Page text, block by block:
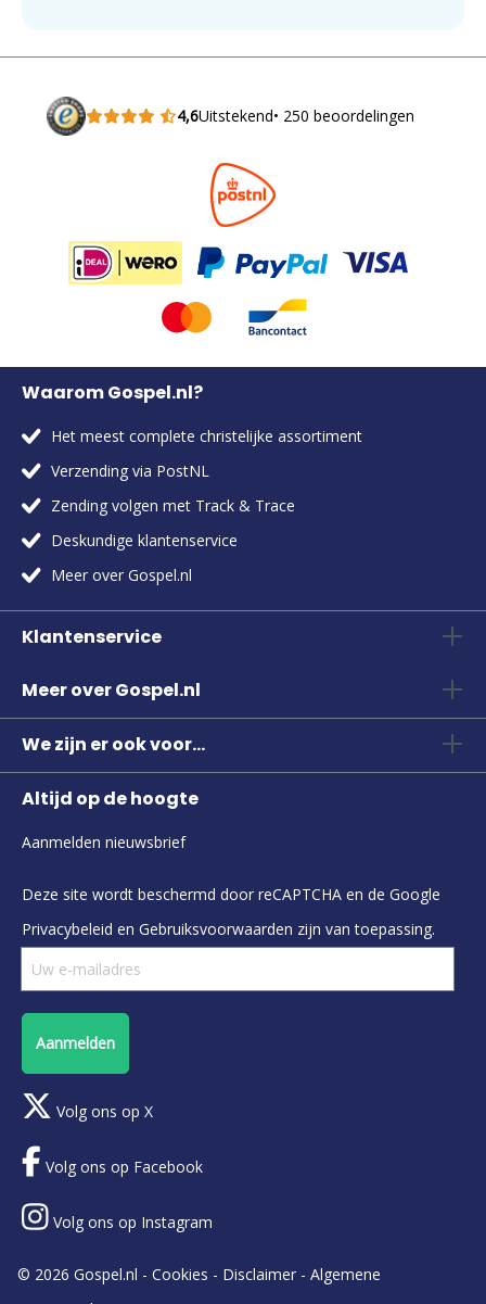
4,6Uitstekend• 250 beoordelingen
Waarom Gospel.nl?
Het meest complete christelijke assortiment
Verzending via PostNL
Zending volgen met Track & Trace
Deskundige klantenservice
Meer over Gospel.nl
Klantenservice
Meer over Gospel.nl
We zijn er ook voor...
Altijd op de hoogte
Aanmelden nieuwsbrief
Deze site wordt beschermd door reCAPTCHA en de Google
Privacybeleid en Gebruiksvoorwaarden zijn van toepassing.
Aanmelden
Volg ons op X
Volg ons op Facebook
Volg ons op Instagram
© 2026 Gospel.nl - Cookies - Disclaimer - Algemene